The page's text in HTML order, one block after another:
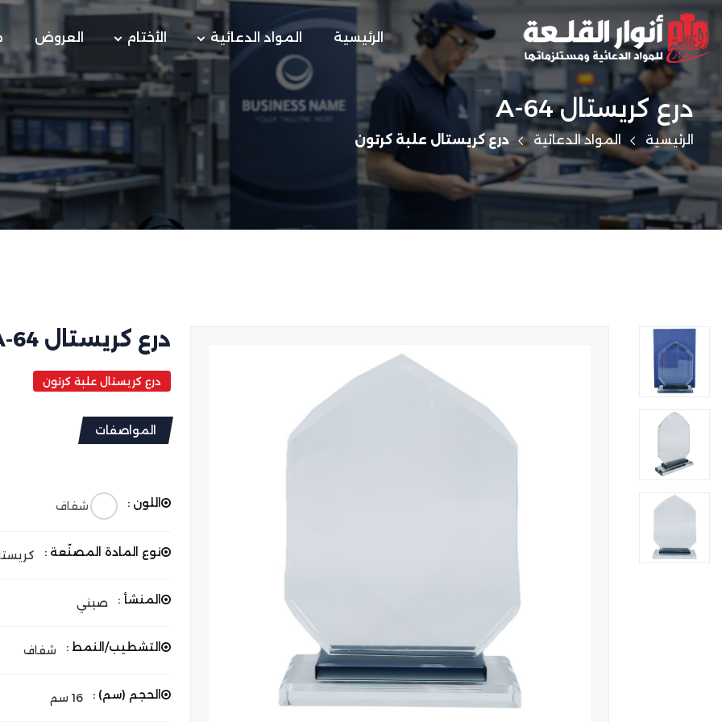
الرئيسية المواد الدعائية الأختام العروض
درع كريستال A-64
الرئيسية المواد الدعائية درع كريستال علبة كرتون
درع كريستال A-64
درع كريستال علبة كرتون
المواصفات
اللون : شفاف
نوع المادة المصنّعة :
المنشأ : صيني
التشطيب/النمط : شفاف
الحجم (سم) : 16 سم